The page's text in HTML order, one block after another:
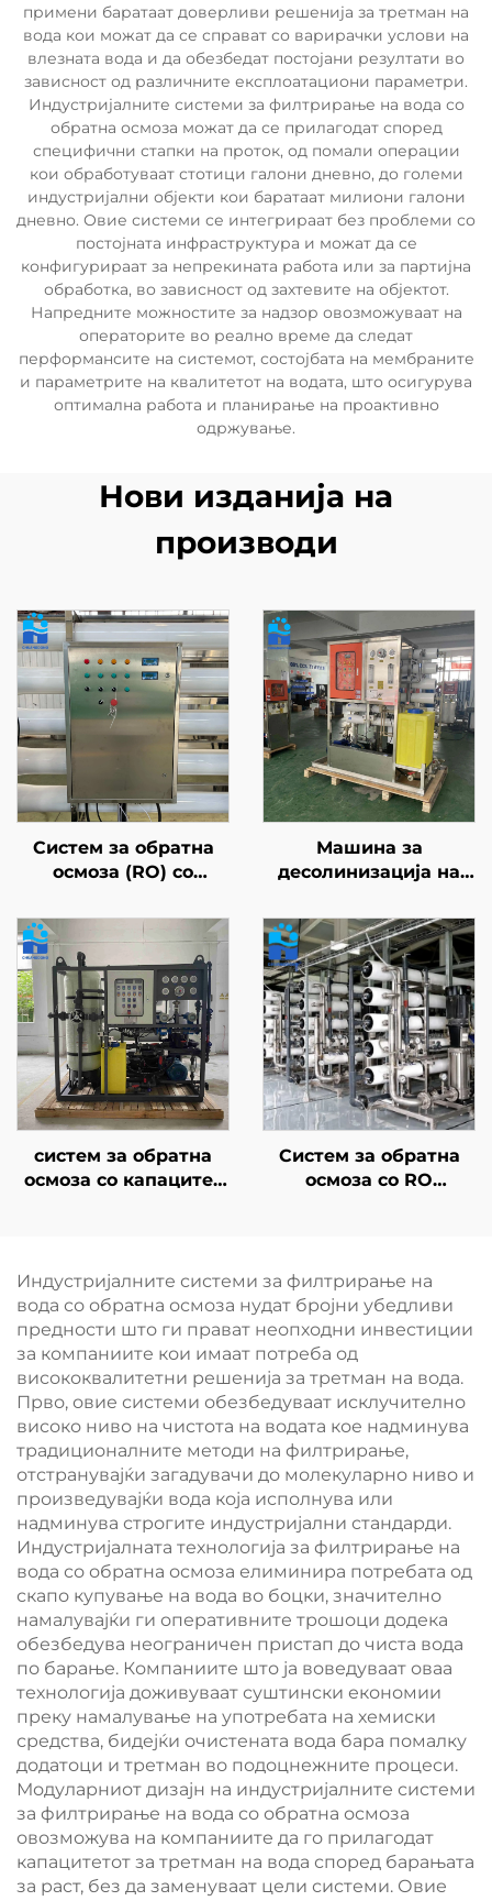
примени баратаат доверливи решенија за третман на
вода кои можат да се справат со варирачки услови на
влезната вода и да обезбедат постојани резултати во
зависност од различните експлоатациони параметри.
Индустријалните системи за филтрирање на вода со
обратна осмоза можат да се прилагодат според
специфични стапки на проток, од помали операции
кои обработуваат стотици галони дневно, до големи
индустријални објекти кои баратаат милиони галони
дневно. Овие системи се интегрираат без проблеми со
постојната инфраструктура и можат да се
конфигурираат за непрекината работа или за партијна
обработка, во зависност од захтевите на објектот.
Напредните можностите за надзор овозможуваат на
операторите во реално време да следат
перформансите на системот, состојбата на мембраните
и параметрите на квалитетот на водата, што осигурува
оптимална работа и планирање на проактивно
одржување.
Нови изданија на
производи
Систем за обратна
осмоза (RO) со
за индустријално
повторно користење
на вода, земјоделство
и рециклирање на
отпадни води
Машина за
десолинизација на
за обратна осмоза
(RO) со голем
капацитет во соларни
контейнери,
постројка за
десолинизација на
морска вода
систем за обратна
осмоза со капацитет
за третман на вода за
дезолација на морска
вода
Систем за обратна
осмоза со RO
третман на вода и
филтрациски систем
за пиење во фарма и
куќа
Индустријалните системи за филтрирање на
вода со обратна осмоза нудат бројни убедливи
предности што ги прават неопходни инвестиции
за компаниите кои имаат потреба од
висококвалитетни решенија за третман на вода.
Прво, овие системи обезбедуваат исклучително
високо ниво на чистота на водата кое надминува
традиционалните методи на филтрирање,
отстранувајќи загадувачи до молекуларно ниво и
произведувајќи вода која исполнува или
надминува строгите индустријални стандарди.
Индустријалната технологија за филтрирање на
вода со обратна осмоза елиминира потребата од
скапо купување на вода во боцки, значително
намалувајќи ги оперативните трошоци додека
обезбедува неограничен пристап до чиста вода
по барање. Компаниите што ја воведуваат оваа
технологија доживуваат суштински економии
преку намалување на употребата на хемиски
средства, бидејќи очистената вода бара помалку
додатоци и третман во подоцнежните процеси.
Модуларниот дизајн на индустријалните системи
за филтрирање на вода со обратна осмоза
овозможува на компаниите да го прилагодат
капацитетот за третман на вода според барањата
за раст, без да заменуваат цели системи. Овие